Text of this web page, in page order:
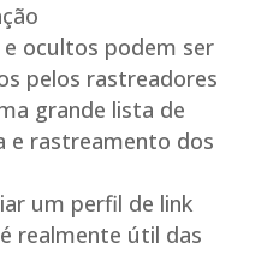
ocultos podem ser
pelos rastreadores
grande lista de
e rastreamento dos
um perfil de link
realmente útil das